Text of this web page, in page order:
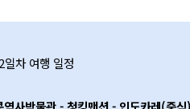
차 여행 일정